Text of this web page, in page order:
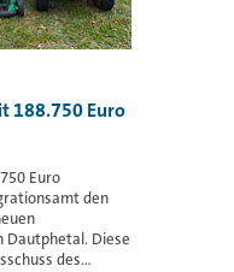
188.750 Euro
Euro
den
Dautphetal. Diese
des...